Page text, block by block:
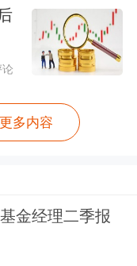
、9.46%，
公司配置的
初增加986亿
的“股票+基
论
多内容
金经理二季报